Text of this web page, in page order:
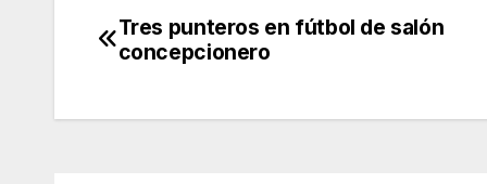
Navegación
entradas
Tres punteros en fútbol de salón
concepcionero